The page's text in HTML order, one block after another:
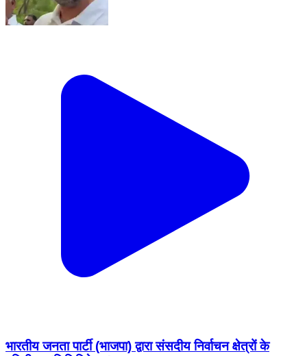
भारतीय जनता पार्टी (भाजपा) द्वारा संसदीय निर्वाचन क्षेत्रों के